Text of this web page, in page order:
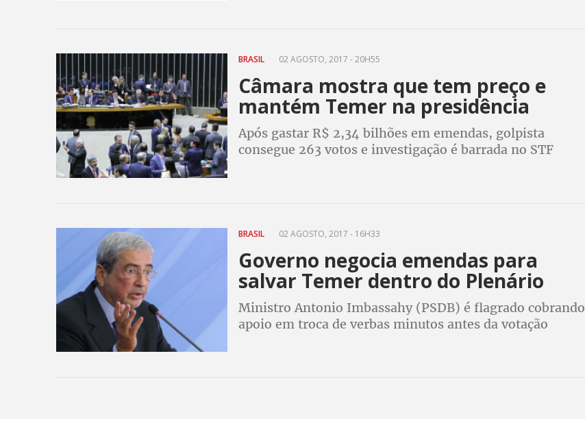
BRASIL 02 AGOSTO, 2017 - 20H55
Câmara mostra que tem preço e
mantém Temer na presidência
Após gastar R$ 2,34 bilhões em emendas, golpista
consegue 263 votos e investigação é barrada no STF
BRASIL 02 AGOSTO, 2017 - 16H33
Governo negocia emendas para
salvar Temer dentro do Plenário
Ministro Antonio Imbassahy (PSDB) é flagrado cobrando
apoio em troca de verbas minutos antes da votação